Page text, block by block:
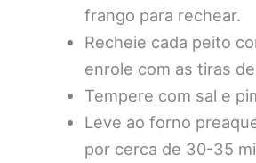
frango para rechear.
Recheie cada peito
enrole com as tiras
Tempere com sal e
Leve ao forno
por cerca de 30-35